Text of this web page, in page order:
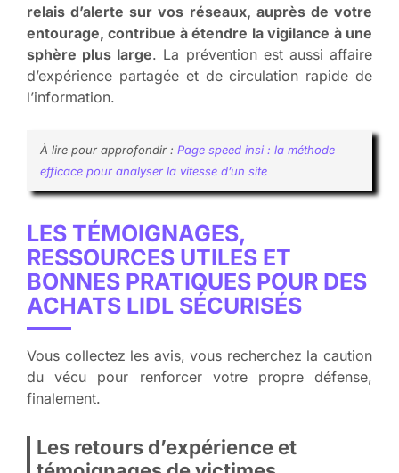
relais d’alerte sur vos réseaux, auprès de votre
entourage, contribue à étendre la vigilance à une
sphère plus large. La prévention est aussi affaire
d’expérience partagée et de circulation rapide de
l’information.
À lire pour approfondir : Page speed insi : la méthode
efficace pour analyser la vitesse d’un site
LES TÉMOIGNAGES,
RESSOURCES UTILES ET
BONNES PRATIQUES POUR DES
ACHATS LIDL SÉCURISÉS
Vous collectez les avis, vous recherchez la caution
du vécu pour renforcer votre propre défense,
finalement.
Les retours d’expérience et